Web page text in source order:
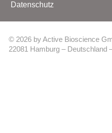
Datenschutz
© 2026 by Active Bioscience
22081 Hamburg – Deutschland